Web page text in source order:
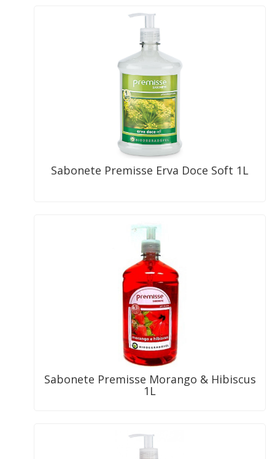
Sabonete Premisse Erva Doce Soft 1L
Sabonete Premisse Morango & Hibiscus
1L